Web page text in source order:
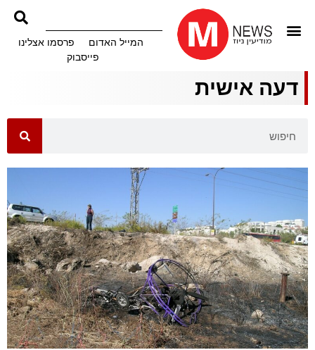
המייל האדום
פרסמו אצלינו
פייסבוק
דעה אישית